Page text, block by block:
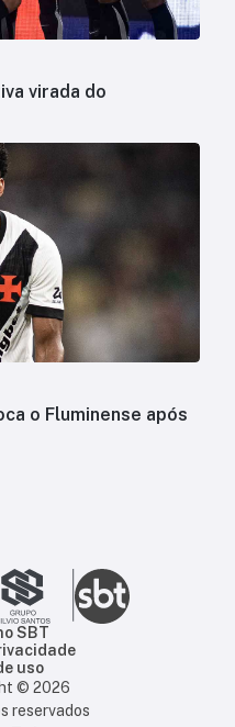
virada do
o Fluminense após
SBT
uso
© 2026
reservados